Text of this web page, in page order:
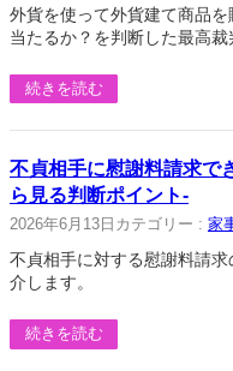
外貨を使って外貨建て商品
当たるか？を判断した最高裁
続きを読む
不貞相手に慰謝料請求で
ら見る判断ポイント-
2026年6月13日 カテゴリー : 家
不貞相手に対する慰謝料請
介します。
続きを読む